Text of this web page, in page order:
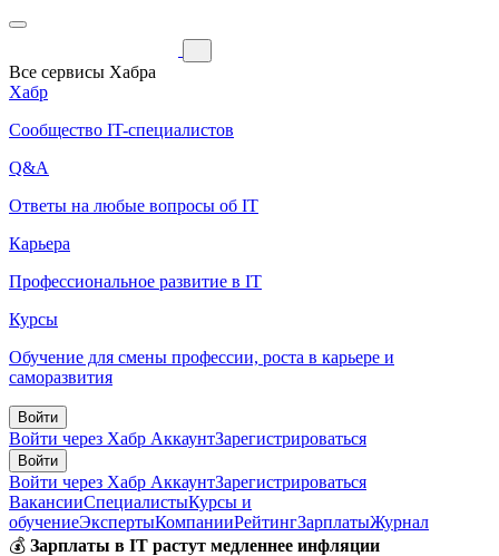
Все сервисы Хабра
Хабр
Сообщество IT-специалистов
Q&A
Ответы на любые вопросы об IT
Карьера
Профессиональное развитие в IT
Курсы
Обучение для смены профессии, роста в карьере и
саморазвития
Войти
Войти через Хабр АккаунтЗарегистрироваться
Войти
Войти через Хабр АккаунтЗарегистрироваться
ВакансииСпециалистыКурсы и
обучениеЭкспертыКомпанииРейтингЗарплатыЖурнал
💰 Зарплаты в IT растут медленнее инфляции